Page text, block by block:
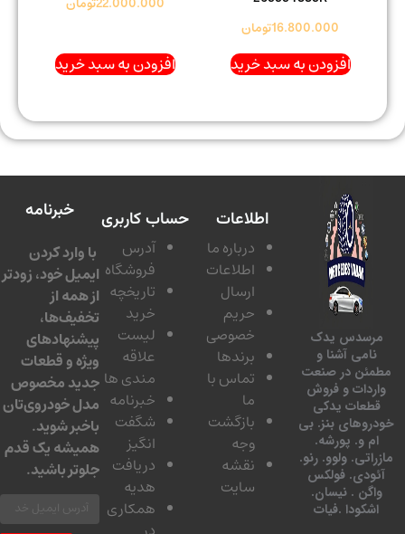
16.800.000تومان
افزودن به سبد خرید افزودن به سبد خرید
یدک
آشنا و
در صنعت
و فروش
یدکی
بنز. بی
و. پورشه.
ولوو. رنو.
فولکس
. نیسان.
.فیات
اطلاعات
درباره ما
اطلاعات
ارسال
حریم
خصوصی
برندها
تماس با
بازگشت
نقشه
سایت
حساب کاربری
آدرس
فروشگاه
تاریخچه
لیست
مندی ها
خبرنامه
شگفت
دریافت
همکاری
خبرنامه
با وارد کردن
ایمیل خود، زودتر
از همه از
تخفیف‌ها،
پیشنهادهای
ویژه و قطعات
جدید مخصوص
مدل خودروی‌تان
باخبر شوید.
همیشه یک قدم
جلوتر باشید.